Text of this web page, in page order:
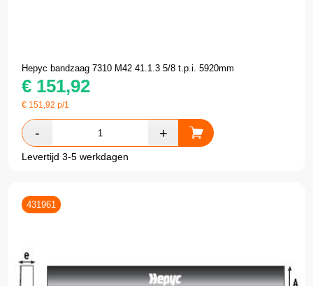
Hepyc bandzaag 7310 M42 41.1.3 5/8 t.p.i. 5920mm
€ 151,92
€ 151,92 p/1
Levertijd 3-5 werkdagen
431961